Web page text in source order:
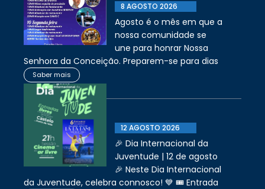
8 AGOSTO 2026
Agosto é o mês em que a
nossa comunidade se
une para honrar Nossa
Senhora da Conceição. Preparem-se para dias
Saber mais
12 AGOSTO 2026
🎉 Dia Internacional da
Juventude | 12 de agosto
🎉 Neste Dia Internacional
da Juventude, celebra connosco! 💙 🎟️ Entrada